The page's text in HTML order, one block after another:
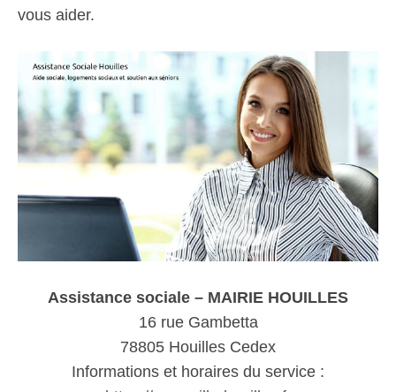
vous aider.
Assistance sociale – MAIRIE HOUILLES
16 rue Gambetta
78805 Houilles Cedex
Informations et horaires du service :